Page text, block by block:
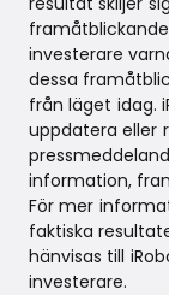
investerare
dessa
från läget idag.
uppdatera eller
information,
För mer
faktiska
hänvisas till
investerare.